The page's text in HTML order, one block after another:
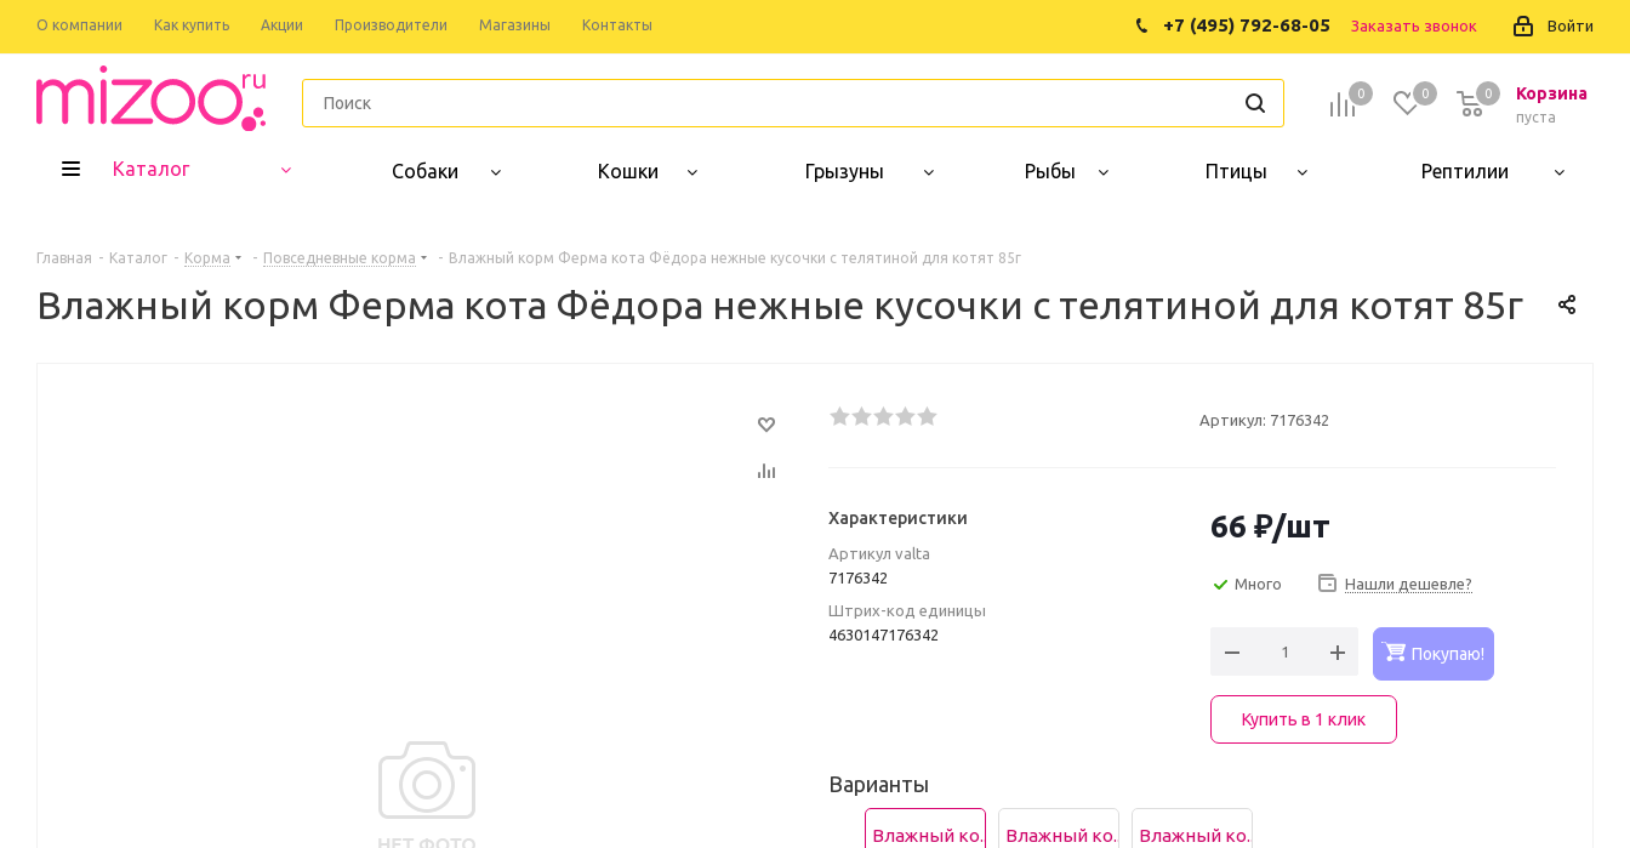
О компании Как купить Акции Производители Магазины Контакты Войти
+7 (495) 792-68-05 Заказать звонок
0 0 Корзина
0
пуста
0
Каталог Собаки Кошки Грызуны Рыбы Птицы Рептилии
Главная - Каталог - Корма - Повседневные корма - Влажный корм Ферма кота Фёдора нежные кусочки с телятиной для котят 85г
Влажный корм Ферма кота Фёдора нежные кусочки с телятиной для котят 85г
Артикул: 7176342
Характеристики
Артикул valta
7176342
Штрих-код единицы
4630147176342
66 ₽/шт
Много Нашли дешевле?
Покупаю!
Купить в 1 клик
Варианты
Влажный ко... Влажный ко... Влажный ко...